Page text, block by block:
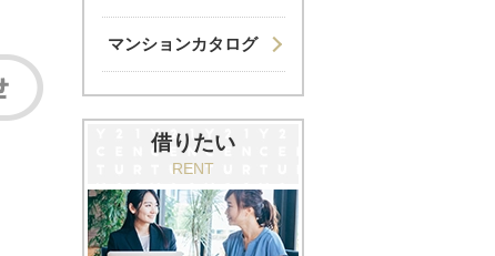
マンションカタログ
借りたい
RENT